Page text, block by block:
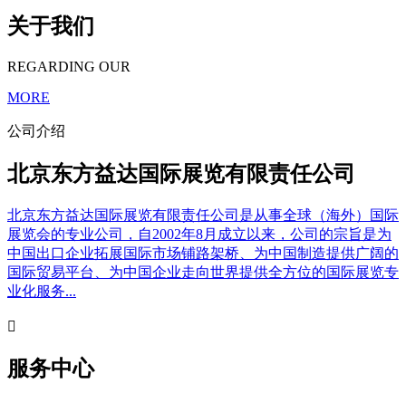
关于我们
REGARDING OUR
MORE
公司介绍
北京东方益达国际展览有限责任公司
北京东方益达国际展览有限责任公司是从事全球（海外）国际
展览会的专业公司，自2002年8月成立以来，公司的宗旨是为
中国出口企业拓展国际市场铺路架桥、为中国制造提供广阔的
国际贸易平台、为中国企业走向世界提供全方位的国际展览专
业化服务...

服务中心